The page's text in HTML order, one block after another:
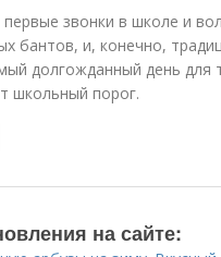
звонки в школе и
бантов, и, конечно,
долгожданный день для
школьный порог.
на сайте: